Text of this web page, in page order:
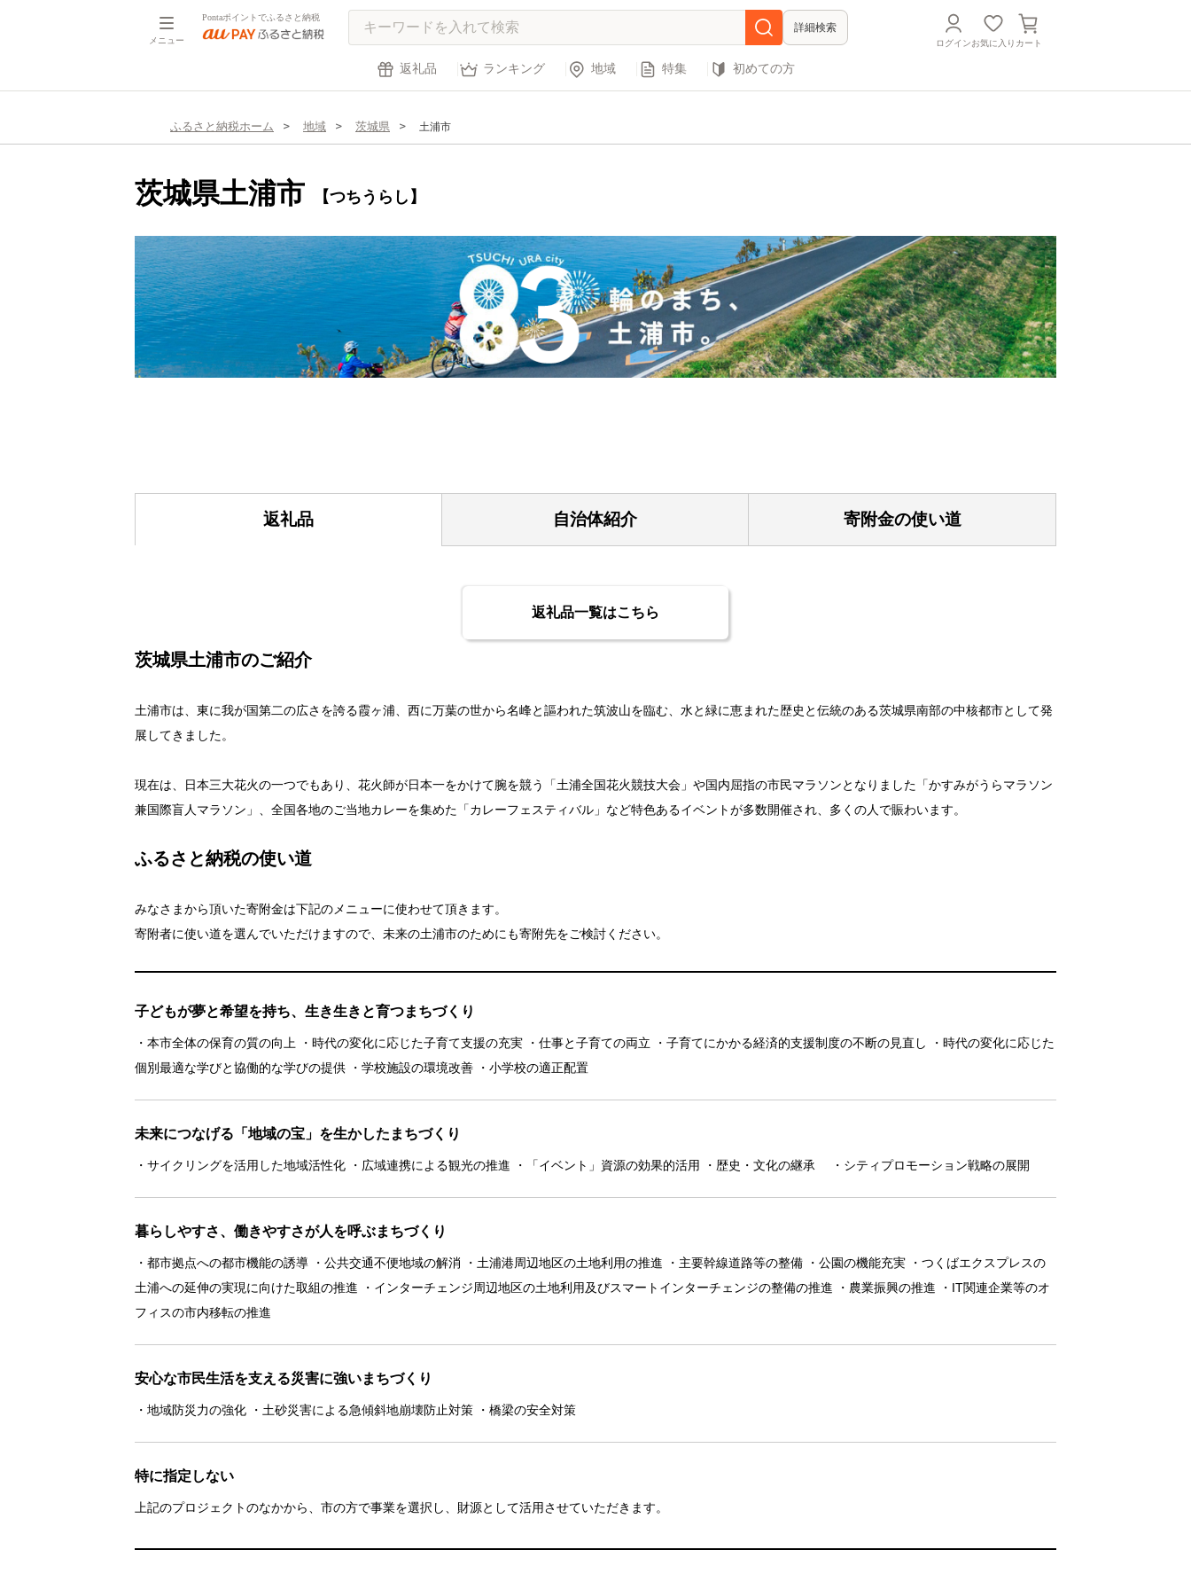
メニュー
Pontaポイントでふるさと納税
詳細検索
ログインお気に入り カート
返礼品 ランキング 地域 特集 初めての方
ふるさと納税ホーム 地域 茨城県 土浦市
茨城県土浦市 【つちうらし】
返礼品 自治体紹介 寄附金の使い道
返礼品一覧はこちら
茨城県土浦市のご紹介
土浦市は、東に我が国第二の広さを誇る霞ヶ浦、西に万葉の世から名峰と謳われた筑波山を臨む、水と緑に恵まれた歴史と伝統のある茨城県南部の中核都市として発
展してきました。
現在は、日本三大花火の一つでもあり、花火師が日本一をかけて腕を競う「土浦全国花火競技大会」や国内屈指の市民マラソンとなりました「かすみがうらマラソン
兼国際盲人マラソン」、全国各地のご当地カレーを集めた「カレーフェスティバル」など特色あるイベントが多数開催され、多くの人で賑わいます。
ふるさと納税の使い道
みなさまから頂いた寄附金は下記のメニューに使わせて頂きます。
寄附者に使い道を選んでいただけますので、未来の土浦市のためにも寄附先をご検討ください。
子どもが夢と希望を持ち、生き生きと育つまちづくり
・本市全体の保育の質の向上 ・時代の変化に応じた子育て支援の充実 ・仕事と子育ての両立 ・子育てにかかる経済的支援制度の不断の見直し ・時代の変化に応じた
個別最適な学びと協働的な学びの提供 ・学校施設の環境改善 ・小学校の適正配置
未来につなげる「地域の宝」を生かしたまちづくり
・サイクリングを活用した地域活性化 ・広域連携による観光の推進 ・「イベント」資源の効果的活用 ・歴史・文化の継承 ・シティプロモーション戦略の展開
暮らしやすさ、働きやすさが人を呼ぶまちづくり
・都市拠点への都市機能の誘導 ・公共交通不便地域の解消 ・土浦港周辺地区の土地利用の推進 ・主要幹線道路等の整備 ・公園の機能充実 ・つくばエクスプレスの
土浦への延伸の実現に向けた取組の推進 ・インターチェンジ周辺地区の土地利用及びスマートインターチェンジの整備の推進 ・農業振興の推進 ・IT関連企業等のオ
フィスの市内移転の推進
安心な市民生活を支える災害に強いまちづくり
・地域防災力の強化 ・土砂災害による急傾斜地崩壊防止対策 ・橋梁の安全対策
特に指定しない
上記のプロジェクトのなかから、市の方で事業を選択し、財源として活用させていただきます。